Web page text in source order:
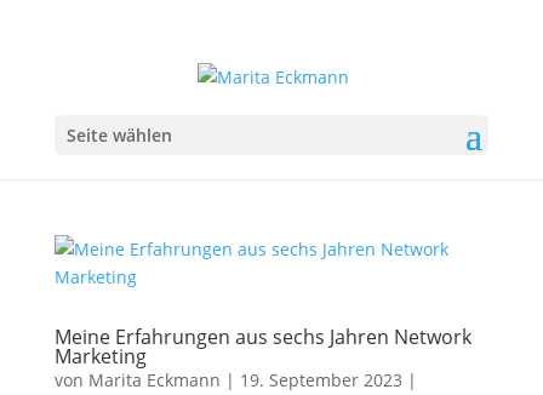
Seite wählen
Meine Erfahrungen aus sechs Jahren Network
Marketing
von Marita Eckmann | 19. September 2023 |